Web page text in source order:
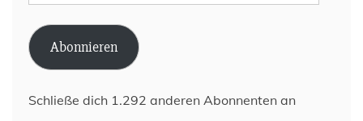
Mail-
Adresse
Abonnieren
Schließe dich 1.292 anderen Abonnenten an